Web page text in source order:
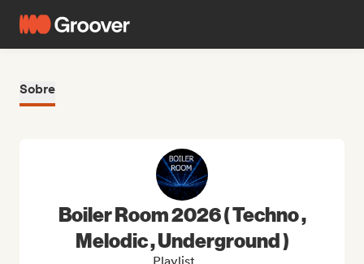
Sobre
Boiler Room 2026 ( Techno ,
Melodic , Underground )
Playlist